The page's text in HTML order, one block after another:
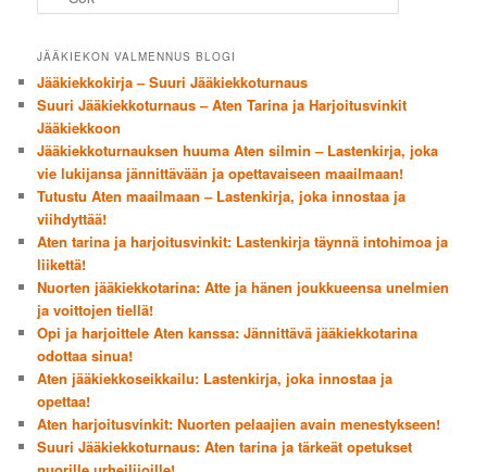
JÄÄKIEKON VALMENNUS BLOGI
Jääkiekkokirja – Suuri Jääkiekkoturnaus
Suuri Jääkiekkoturnaus – Aten Tarina ja Harjoitusvinkit
Jääkiekkoon
Jääkiekkoturnauksen huuma Aten silmin – Lastenkirja, joka
vie lukijansa jännittävään ja opettavaiseen maailmaan!
Tutustu Aten maailmaan – Lastenkirja, joka innostaa ja
viihdyttää!
Aten tarina ja harjoitusvinkit: Lastenkirja täynnä intohimoa ja
liikettä!
Nuorten jääkiekkotarina: Atte ja hänen joukkueensa unelmien
ja voittojen tiellä!
Opi ja harjoittele Aten kanssa: Jännittävä jääkiekkotarina
odottaa sinua!
Aten jääkiekkoseikkailu: Lastenkirja, joka innostaa ja
opettaa!
Aten harjoitusvinkit: Nuorten pelaajien avain menestykseen!
Suuri Jääkiekkoturnaus: Aten tarina ja tärkeät opetukset